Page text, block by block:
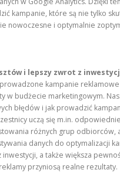
kampanie, które są nie tylko
nowoczesne i optymalnie
i lepszy zwrot z
kampanie
w budżecie marketingowym.
błędów i jak prowadzić
uczą się m.in.
różnych grup odbiorców,
danych do optymalizacji
inwestycji, a także większa
przyniosą realne rezultaty.